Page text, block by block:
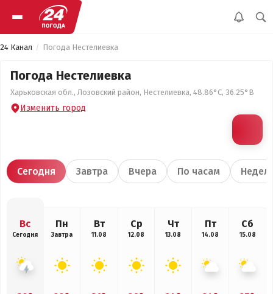
24 Канал Погода Нестелиевка
Погода Нестелиевка
Харьковская обл., Лозовский район, Нестелиевка, 48.86°С, 36.25°В
Изменить город
Сегодня Завтра Вчера По часам
Вс
Сегодня
Пн
Завтра
Вт
11.08
Ср
12.08
Чт
13.08
Пт
14.08
Сб
15.08